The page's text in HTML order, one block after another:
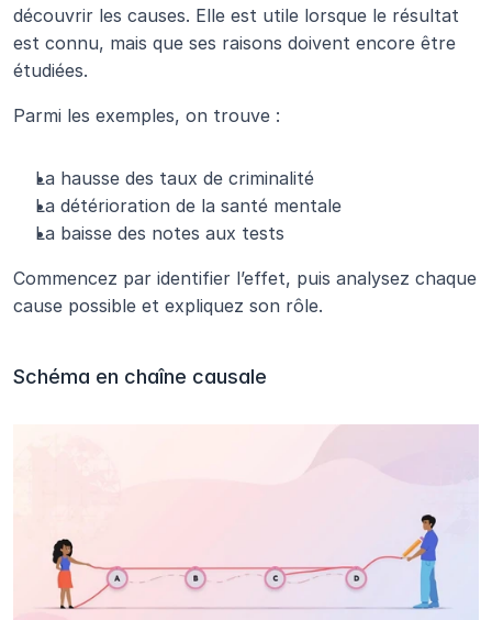
découvrir les causes. Elle est utile lorsque le résultat
est connu, mais que ses raisons doivent encore être
étudiées.
Parmi les exemples, on trouve :
La hausse des taux de criminalité
La détérioration de la santé mentale
La baisse des notes aux tests
Commencez par identifier l’effet, puis analysez chaque
cause possible et expliquez son rôle.
Schéma en chaîne causale